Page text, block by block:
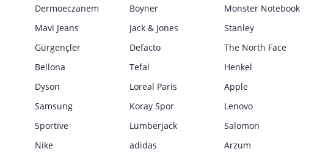
Dermoeczanem
Boyner
Monster Notebook
Mavi Jeans
Jack & Jones
Stanley
Gürgençler
Defacto
The North Face
Bellona
Tefal
Henkel
Dyson
Loreal Paris
Apple
Samsung
Koray Spor
Lenovo
Sportive
Lumberjack
Salomon
Nike
adidas
Arzum